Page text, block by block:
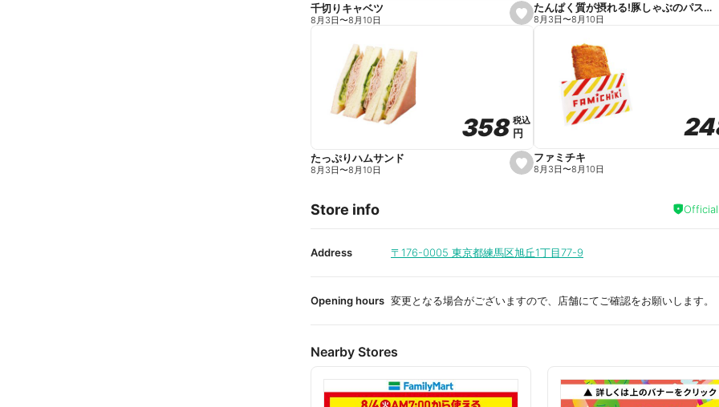
s
e
e
千切りキャベツ
8月3日〜8月10日
たんぱく質が摂れる!豚しゃぶのパスタサラダ
8月3日〜8月10日
s
e
i
t
358
358税込
税込
円
円
たっぷりハムサンド
8月3日〜8月10日
ファミチキ
8月3日〜8月10日
Store info
Address 〒176-0005 東京都練馬区旭丘1丁目77-9
Opening hours 変更となる場合がございますので、店舗にてご確認をお願いします。
Nearby Stores